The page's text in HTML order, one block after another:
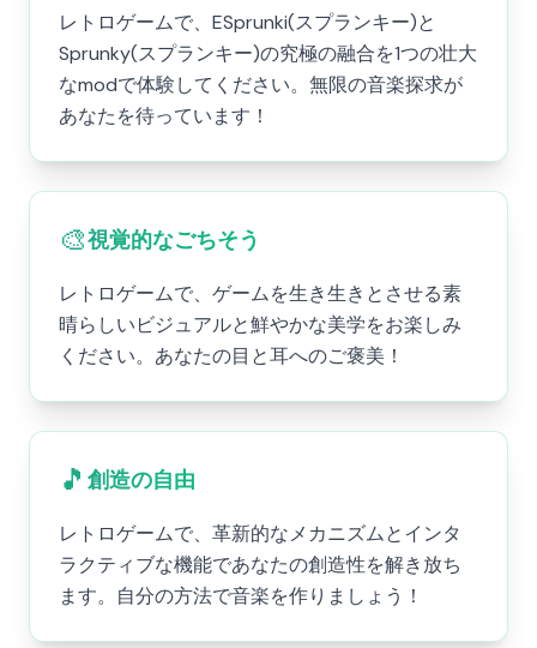
レトロゲームで、ESprunki(スプランキー)と
Sprunky(スプランキー)の究極の融合を1つの壮大
なmodで体験してください。無限の音楽探求が
あなたを待っています！
🎨視覚的なごちそう
レトロゲームで、ゲームを生き生きとさせる素
晴らしいビジュアルと鮮やかな美学をお楽しみ
ください。あなたの目と耳へのご褒美！
🎵 創造の自由
レトロゲームで、革新的なメカニズムとインタ
ラクティブな機能であなたの創造性を解き放ち
ます。自分の方法で音楽を作りましょう！